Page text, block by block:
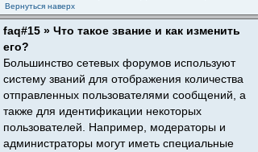
Вернуться наверх
faq#15 » Что такое звание и как изменить
его?
Большинство сетевых форумов используют
систему званий для отображения количества
отправленных пользователями сообщений, а
также для идентификации некоторых
пользователей. Например, модераторы и
администраторы могут иметь специальные